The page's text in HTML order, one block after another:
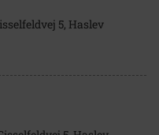
5, Haslev